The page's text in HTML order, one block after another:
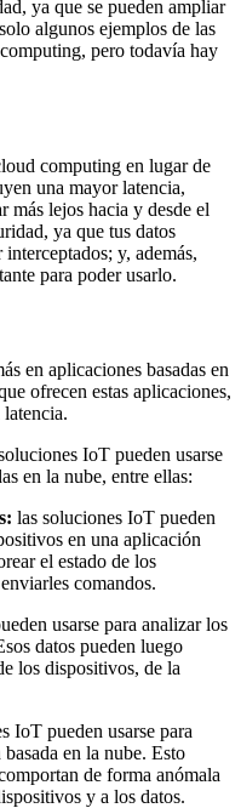
ya que se pueden ampliar
algunos ejemplos de las
pero todavía hay
computing en lugar de
una mayor latencia,
más lejos hacia y desde el
ya que tus datos
y, además,
para poder usarlo.
en aplicaciones basadas en
ofrecen estas aplicaciones,
IoT pueden usarse
en la nube, entre ellas:
las soluciones IoT pueden
en una aplicación
el estado de los
comandos.
usarse para analizar los
datos pueden luego
los dispositivos, de la
IoT pueden usarse para
en la nube. Esto
de forma anómala
y a los datos.